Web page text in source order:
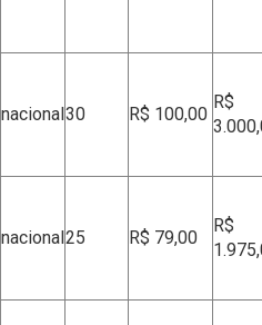
nacional30 R$ 100,00
R$
nacional25 R$ 79,00
R$